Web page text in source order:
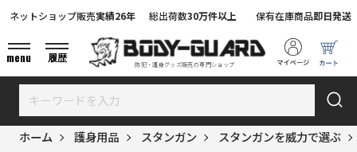
防犯・護身グッズ販売の専門ショップ
ネットショップ販売実績26年 総出荷数30万件以上 保有在庫商品即日発送
menu 履歴
ホーム 護身用品 スタンガン スタンガンを威力で選ぶ